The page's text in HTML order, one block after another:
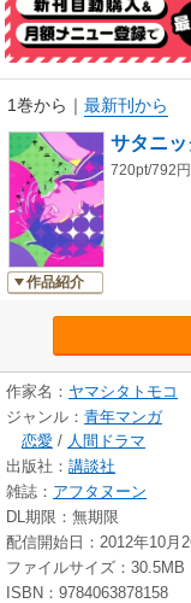
1巻から ｜ 最新刊から
作品紹介
サタニッ
720pt/792
作家名： ヤマシタトモコ
ジャンル： 青年マンガ
恋愛 / 人間ドラマ
出版社： 講談社
雑誌： アフタヌーン
DL期限：無期限
配信開始日：2012年10月
ファイルサイズ：30.5MB
ISBN：9784063878158